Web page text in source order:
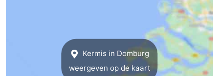
Kermis in Domburg
weergeven op de kaart